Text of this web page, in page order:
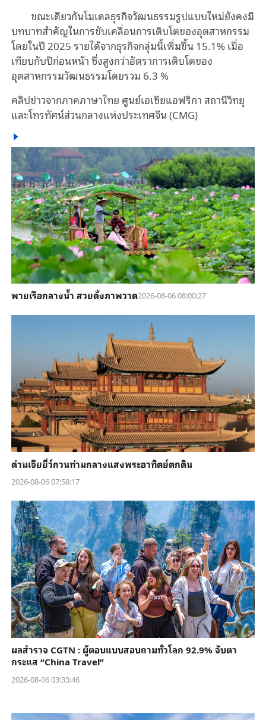
ขณะเดียวกันโมเดลธุรกิจวัฒนธรรมรูปแบบใหม่ยังคงมี
บทบาทสำคัญในการขับเคลื่อนการเติบโตของอุตสาหกรรม
โดยในปี 2025 รายได้จากธุรกิจกลุ่มนี้เพิ่มขึ้น 15.1% เมื่อ
เทียบกับปีก่อนหน้า ซึ่งสูงกว่าอัตราการเติบโตของ
อุตสาหกรรมวัฒนธรรมโดยรวม 6.3 %
คลิปข่าวจากภาคภาษาไทย ศูนย์เอเชียแอฟริกา สถานีวิทยุ
และโทรทัศน์ส่วนกลางแห่งประเทศจีน (CMG)
พายเรือกลางน้ำ สวยดั่งภาพวาด2026-08-06 08:00:27
ด่านเจียยี่ว์กวนท่ามกลางแสงพระอาทิตย์ตกดิน
2026-08-06 07:58:17
ผลสำรวจ CGTN : ผู้ตอบแบบสอบถามทั่วโลก 92.9% จับตา
กระแส “China Travel”
2026-08-06 03:33:46